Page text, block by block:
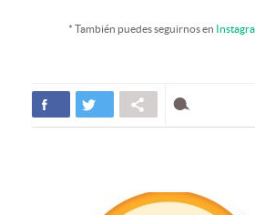
* También puedes seguirnos en